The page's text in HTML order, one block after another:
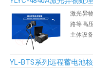
激光异
路等高
主体设
YL-BTS系列远程蓄电池